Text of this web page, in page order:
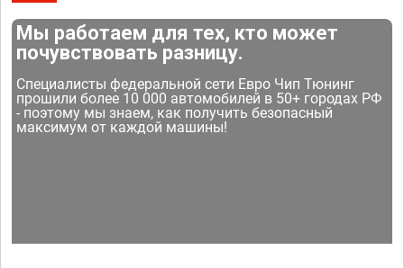
Мы работаем для тех, кто может
почувствовать разницу.
Специалисты федеральной сети Евро Чип Тюнинг
прошили более 10 000 автомобилей в 50+ городах РФ
- поэтому мы знаем, как получить безопасный
максимум от каждой машины!